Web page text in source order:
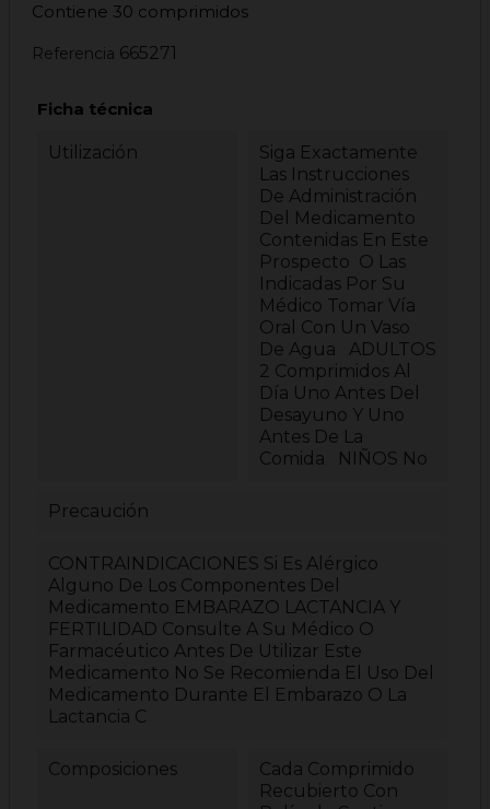
Contiene 30 comprimidos
Referencia 665271
Ficha técnica
Utilización
Siga Exactamente
Las Instrucciones
De Administración
Del Medicamento
Contenidas En Este
Prospecto O Las
Indicadas Por Su
Médico Tomar Vía
Oral Con Un Vaso
De Agua ADULTOS
2 Comprimidos Al
Día Uno Antes Del
Desayuno Y Uno
Antes De La
Comida NIÑOS No
Precaución
CONTRAINDICACIONES Si Es Alérgico
Alguno De Los Componentes Del
Medicamento EMBARAZO LACTANCIA Y
FERTILIDAD Consulte A Su Médico O
Farmacéutico Antes De Utilizar Este
Medicamento No Se Recomienda El Uso Del
Medicamento Durante El Embarazo O La
Lactancia C
Composiciones
Cada Comprimido
Recubierto Con